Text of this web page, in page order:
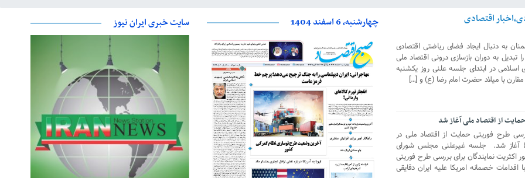
به دنبال ایجاد فضای ریاضتی اقتصادی
تبدیل به دوران بازسازی درونی اقتصاد ملی
در ابتدای جلسه علنی روز یکشنبه
با میلاد حضرت امام رضا (ع) و […]
از اقتصاد ملی آغاز شد
طرح فوریتی حمایت از اقتصاد ملی در
آغاز شد. جلسه غیرعلنی مجلس شورای
اکثریت نمایندگان برای بررسی طرح فوریتی
خصمانه امریکا علیه ایران دقایقی
چهارشنبه، 6 اسفند 1404 سایت خبری ایران نیوز